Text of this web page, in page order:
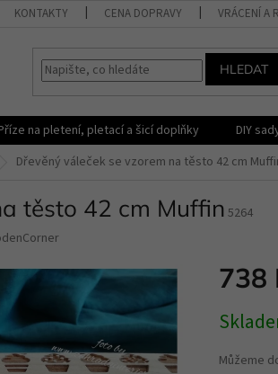
KONTAKTY CENA DOPRAVY VRÁCENÍ A
HLEDAT
na pletení, pletací a šicí doplňky
DIY
Dřevěný váleček se vzorem na těsto 42 cm
těsto 42 cm Muffin 5264
738
cena:
Můžeme